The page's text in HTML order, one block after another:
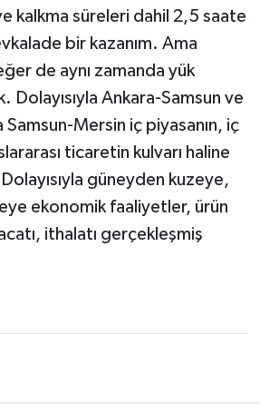
kalkma süreleri dahil 2,5 saate
bir kazanım. Ama
de aynı zamanda yük
Dolayısıyla Ankara-Samsun ve
Mersin iç piyasanın, iç
ticaretin kulvarı haline
güneyden kuzeye,
ekonomik faaliyetler, ürün
ithalatı gerçekleşmiş